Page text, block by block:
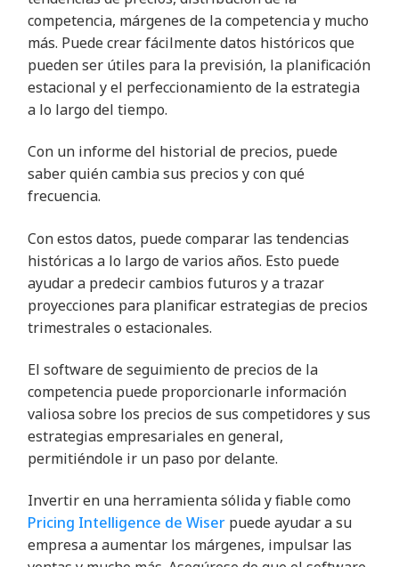
competencia, márgenes de la competencia y mucho
más. Puede crear fácilmente datos históricos que
pueden ser útiles para la previsión, la planificación
estacional y el perfeccionamiento de la estrategia
a lo largo del tiempo.
Con un informe del historial de precios, puede
saber quién cambia sus precios y con qué
frecuencia.
Con estos datos, puede comparar las tendencias
históricas a lo largo de varios años. Esto puede
ayudar a predecir cambios futuros y a trazar
proyecciones para planificar estrategias de precios
trimestrales o estacionales.
El software de seguimiento de precios de la
competencia puede proporcionarle información
valiosa sobre los precios de sus competidores y sus
estrategias empresariales en general,
permitiéndole ir un paso por delante.
Invertir en una herramienta sólida y fiable como
Pricing Intelligence de Wiser puede ayudar a su
empresa a aumentar los márgenes, impulsar las